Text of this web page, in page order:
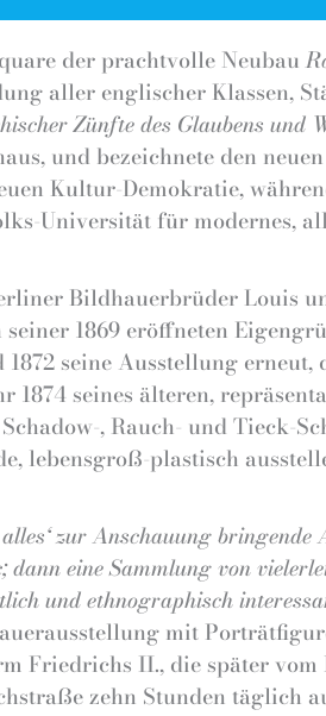
der prachtvolle Neubau
aller englischer Klassen,
Zünfte des Glaubens und
und bezeichnete den
Kultur-Demokratie,
Universität für modernes,
Bildhauerbrüder Louis
1869 eröffneten
seine Ausstellung
1874 seines älteren,
, Rauch- und Tieck-
lebensgroß-plastisch
zur Anschauung
eine Sammlung von
und ethnographisch
mit
Friedrichs II., die später
zehn Stunden täglich